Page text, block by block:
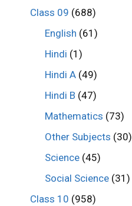
Class 09 (688)
English (61)
Hindi (1)
Hindi A (49)
Hindi B (47)
Mathematics (73)
Other Subjects (30)
Science (45)
Social Science (31)
Class 10 (958)